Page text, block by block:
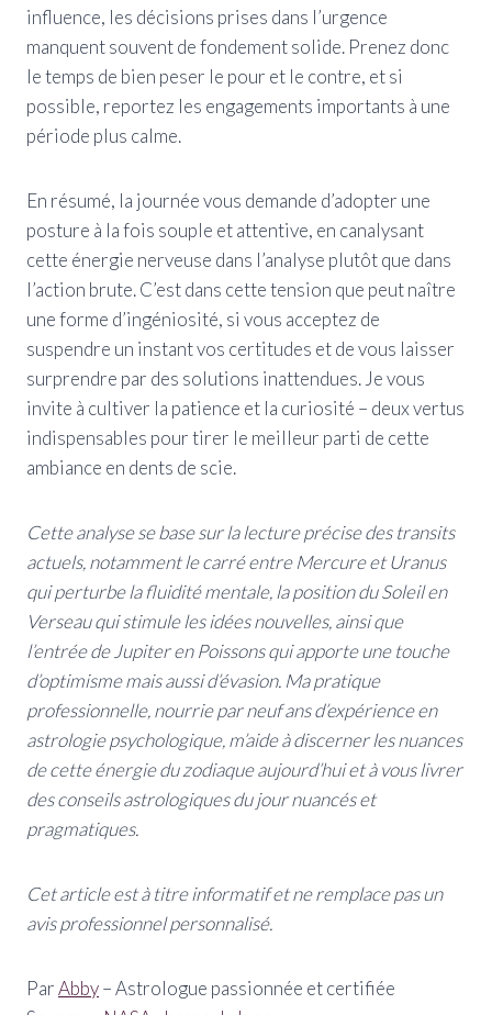
influence, les décisions prises dans l’urgence
manquent souvent de fondement solide. Prenez donc
le temps de bien peser le pour et le contre, et si
possible, reportez les engagements importants à une
période plus calme.
En résumé, la journée vous demande d’adopter une
posture à la fois souple et attentive, en canalysant
cette énergie nerveuse dans l’analyse plutôt que dans
l’action brute. C’est dans cette tension que peut naître
une forme d’ingéniosité, si vous acceptez de
suspendre un instant vos certitudes et de vous laisser
surprendre par des solutions inattendues. Je vous
invite à cultiver la patience et la curiosité – deux vertus
indispensables pour tirer le meilleur parti de cette
ambiance en dents de scie.
Cette analyse se base sur la lecture précise des transits
actuels, notamment le carré entre Mercure et Uranus
qui perturbe la fluidité mentale, la position du Soleil en
Verseau qui stimule les idées nouvelles, ainsi que
l’entrée de Jupiter en Poissons qui apporte une touche
d’optimisme mais aussi d’évasion. Ma pratique
professionnelle, nourrie par neuf ans d’expérience en
astrologie psychologique, m’aide à discerner les nuances
de cette énergie du zodiaque aujourd’hui et à vous livrer
des conseils astrologiques du jour nuancés et
pragmatiques.
Cet article est à titre informatif et ne remplace pas un
avis professionnel personnalisé.
ParAbby– Astrologue passionnée et certifiée